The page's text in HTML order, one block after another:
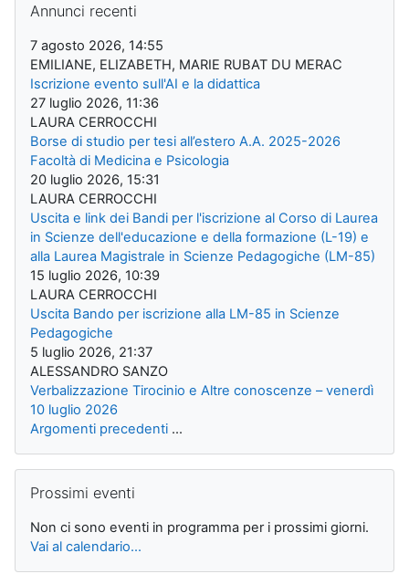
Annunci recenti
7 agosto 2026, 14:55
EMILIANE, ELIZABETH, MARIE RUBAT DU MERAC
Iscrizione evento sull'AI e la didattica
27 luglio 2026, 11:36
LAURA CERROCCHI
Borse di studio per tesi all’estero A.A. 2025-2026
Facoltà di Medicina e Psicologia
20 luglio 2026, 15:31
LAURA CERROCCHI
Uscita e link dei Bandi per l'iscrizione al Corso di Laurea
in Scienze dell'educazione e della formazione (L-19) e
alla Laurea Magistrale in Scienze Pedagogiche (LM-85)
15 luglio 2026, 10:39
LAURA CERROCCHI
Uscita Bando per iscrizione alla LM-85 in Scienze
Pedagogiche
5 luglio 2026, 21:37
ALESSANDRO SANZO
Verbalizzazione Tirocinio e Altre conoscenze – venerdì
10 luglio 2026
Argomenti precedenti ...
Prossimi eventi
Non ci sono eventi in programma per i prossimi giorni.
Vai al calendario...